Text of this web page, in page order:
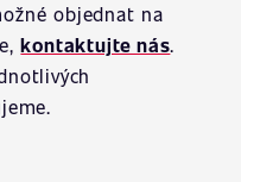
objednat na
kontaktujte nás.